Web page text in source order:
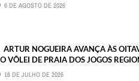
6 DE AGOSTO DE 2026
ARTUR NOGUEIRA AVANÇA ÀS
VÔLEI DE PRAIA DOS JOGOS
16 DE JULHO DE 2026